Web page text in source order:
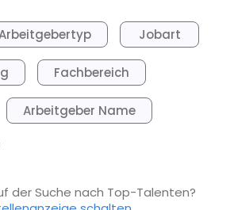
Jobart
Fachbereich
Arbeitgeber Name
der Suche nach Top-Talenten?